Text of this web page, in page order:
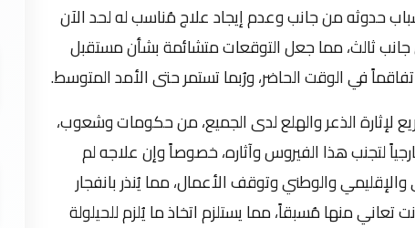
حدوثه من جانب وعدم إيجاد علاج مُناسب له لحد الآن
ثالث، مما جعل التوقعات متشائمة بشأن مستقبل
تفاقماً في الوقت الحاضر، ورُبما تستمر حتى الأمد المتوسط.
لإثارة الذعر والهلع لدى الجميع، من حكومات وشعوب،
لتجنب هذا الفيروس وآثاره، خصوصاً وإن علاجه لم
والوطني وتوقف الأعمال، مما يُنذر بانفجار
تعاني منها مُسبقاً، مما يستلزم اتخاذ ما يُلزم للحيلولة